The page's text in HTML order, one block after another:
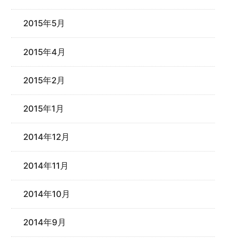
2015年5月
2015年4月
2015年2月
2015年1月
2014年12月
2014年11月
2014年10月
2014年9月